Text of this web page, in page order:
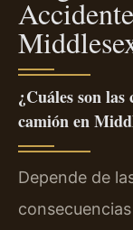
¿Cuáles son las
camión en
Depende de